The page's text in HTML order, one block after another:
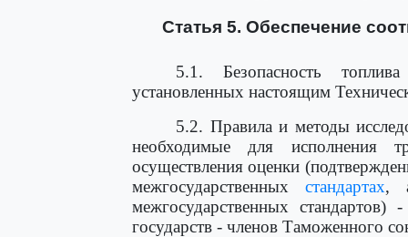
Статья 5. Обеспечение
5.1. Безопасность
установленных настоящим
5.2. Правила и методы
необходимые для исполнения
осуществления оценки
межгосударственныхстандартах,
межгосударственных стандартов)
государств - членов Таможенного